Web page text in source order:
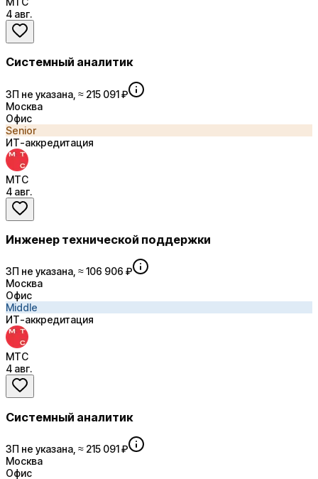
4 авг.
Системный аналитик
ЗП не указана, ≈ 215 091 ₽
Москва
Офис
Senior
ИТ-аккредитация
МТС
4 авг.
Инженер технической поддержки
ЗП не указана, ≈ 106 906 ₽
Москва
Офис
Middle
ИТ-аккредитация
МТС
4 авг.
Системный аналитик
ЗП не указана, ≈ 215 091 ₽
Москва
Офис